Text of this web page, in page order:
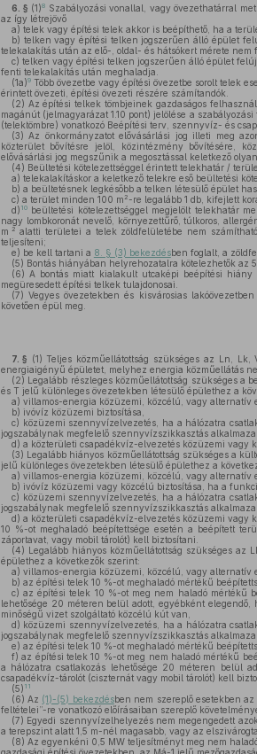
6. § (1)8 Szabályozási vonallal, vagy övezethatárral
az így létrejövő
a) telek vagy építési telek akkor is beépíthető, ha a
b) telken vagy építési telken jogszerűen álló épület
telekalakítás után az elő-, oldal- és hátsókert mérete nem
c) telken vagy építési telken jogszerűen álló épület
fenti telekalakítás után meghaladja.
(1a)9Több övezetbe vagy építési övezetbe sorolt telek
érintett övezeti, építési övezeti részére számítandók.
(2) Az építési telkek tömbjeinek gazdaságos
magánút (jelmagyarázat 1.10 pont) jelölése a
(telektömbre) vonatkozó Beépítési terv, szennyvíz- és
(3) Az önkormányzatot elővásárlási jog illeti meg
közterület bővítésre jelöl, közintézmény bővítésére,
elővásárlási jog megszűnik a megosztással keletkező
(4) Beültetési kötelezettséggel érintett telekhatár /
a) telekalakításkor a keletkező telekre eső beültetési
b) a beültetésnek legkésőbb a telken létesülő épület
c) a terület minden 100 m 2-re legalább 1 db, kifejlett
d) 10beültetési kötelezettséggel megjelölt telekhatár
nagy lombkoronát nevelő, környezettűrő, túlkoros,
m 2 alatti területei a telek zöldfelületébe nem
teljesíteni;
e) be kell tartani a 8. § (3) bekezdésben foglalt, a
(5) Bontás hiányában helyrehozatalra kötelezhetők az
(6) A bontás miatt kialakult utcaképi beépítési hiány
megüresedett építési telkek tulajdonosai.
(7) Vegyes övezetekben és kisvárosias
követően épül meg.
7. § (1) Teljes közműellátottság szükséges az Ln,
energiaigényű épületet, melyhez energia közműellátás
(2) Legalább részleges közműellátottság szükséges a
és T jelű különleges övezetekben létesülő épülethez a
a) villamos-energia közüzemi, közcélú, vagy alternatív
b) ivóvíz közüzemi biztosítása,
c) közüzemi szennyvízelvezetés, ha a hálózatra
jogszabálynak megfelelő szennyvízszikkasztás
d) a közterületi csapadékvíz-elvezetés közüzemi vagy
(3) Legalább hiányos közműellátottság szükséges a
jelű különleges övezetekben létesülő épülethez a
a) villamos-energia közüzemi, közcélú, vagy alternatív
b) ivóvíz közüzemi vagy közcélú biztosítása, ha a
c) közüzemi szennyvízelvezetés, ha a hálózatra
jogszabálynak megfelelő szennyvízszikkasztás
d) a közterületi csapadékvíz-elvezetés közüzemi vagy
10 %-ot meghaladó beépítettsége esetén a beépített
záportavat, vagy mobil tárolót) kell biztosítani.
(4) Legalább hiányos közműellátottság szükséges az
épülethez a következők szerint:
a) villamos-energia közüzemi, közcélú, vagy alternatív
b) az építési telek 10 %-ot meghaladó mértékű
c) az építési telek 10 %-ot meg nem haladó mértékű
lehetősége 20 méteren belül adott, egyébként
minőségű vizet szolgáltató közcélú kút van,
d) közüzemi szennyvízelvezetés, ha a hálózatra
jogszabálynak megfelelő szennyvízszikkasztás
e) az építési telek 10 %-ot meghaladó mértékű
f) az építési telek 10 %-ot meg nem haladó mértékű
a hálózatra csatlakozás lehetősége 20 méteren belül
csapadékvíz-tárolót (ciszternát vagy mobil tárolót) kell
(5) 11
(6) Az (1)-(5) bekezdésben nem szereplő esetekben
feltételei”-re vonatkozó előírásaiban szereplő
(7) Egyedi szennyvízelhelyezés nem megengedett
a terepszint alatt 1,5 m-nél magasabb, vagy az
(8) Az egyenkéni 0,5 MW teljesítményt meg nem